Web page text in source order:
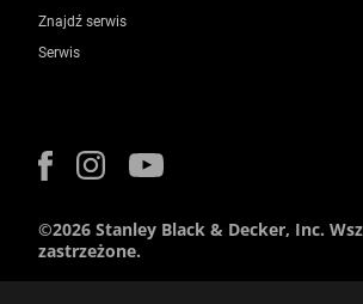
Znajdź serwis
Serwis
©2026 Stanley Black & Decker, Inc.
zastrzeżone.